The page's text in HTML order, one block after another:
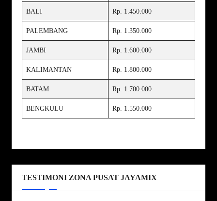
BALI Rp. 1.450.000
PALEMBANG Rp. 1.350.000
JAMBI Rp. 1.600.000
KALIMANTAN Rp. 1.800.000
BATAM Rp. 1.700.000
BENGKULU Rp. 1.550.000
TESTIMONI ZONA PUSAT JAYAMIX